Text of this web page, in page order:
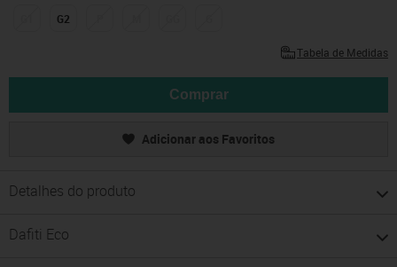
G2
Tabela de Medidas
Comprar
Adicionar aos Favoritos
Detalhes do produto
Dafiti Eco